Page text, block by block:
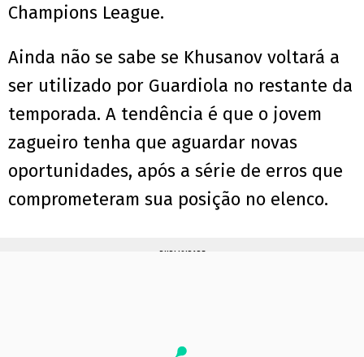
Champions League.
Ainda não se sabe se Khusanov voltará a
ser utilizado por Guardiola no restante da
temporada. A tendência é que o jovem
zagueiro tenha que aguardar novas
oportunidades, após a série de erros que
comprometeram sua posição no elenco.
PUBLICIDADE